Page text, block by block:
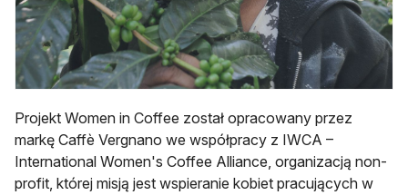
Projekt Women in Coffee został opracowany przez
markę Caffè Vergnano we współpracy z IWCA –
International Women's Coffee Alliance, organizacją non-
profit, której misją jest wspieranie kobiet pracujących w